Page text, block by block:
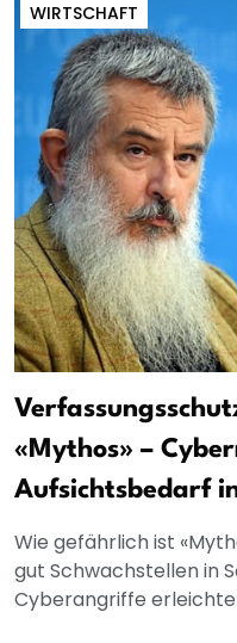
WIRTSCHAFT
«Mythos» –
Aufsichtsbedarf
Wie gefährlich ist
gut Schwachstellen in
Cyberangriffe